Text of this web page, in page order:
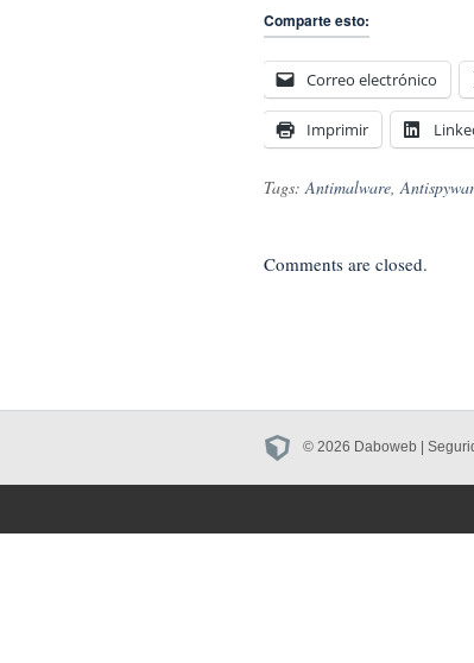
Comparte esto:
Correo electrónico
Imprimir
Tags:Antimalware,
Comments are closed.
© 2026 Daboweb |